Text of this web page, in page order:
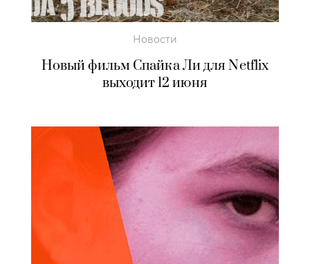
Новости
Новый фильм Спайка Ли для Netflix
выходит 12 июня